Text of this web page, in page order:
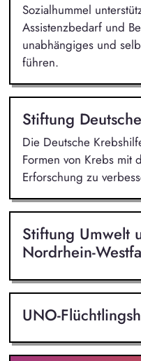
Sozialhummel
Assistenzbedarf und
unabhängiges und
führen.
Stiftung
Die Deutsche
Formen von Krebs mit
Erforschung zu
Stiftung Umwelt
Nordrhein-
UNO-